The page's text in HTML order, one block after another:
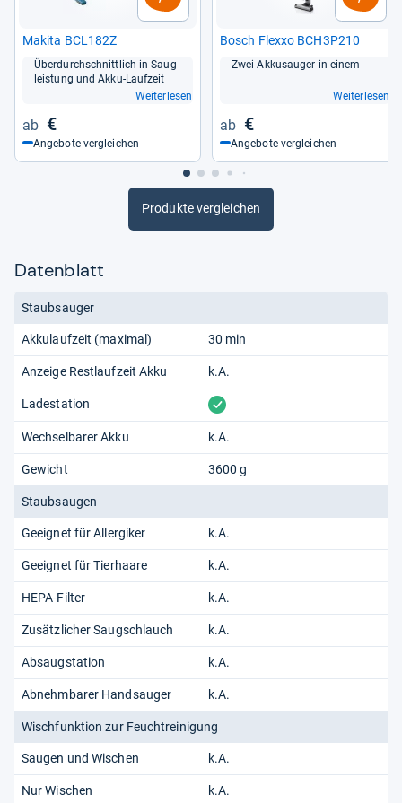
Makita BCL182Z
Über­durch­schnitt­lich in Sau­g­
leis­tung und Akku-​Lauf­zeit
Weiterlesen
€
Angebote vergleichen
Bosch Flexxo BCH3P210
Zwei Akkus­au­ger in einem
Weiterlesen
€
Angebote vergleichen
Produkte vergleichen
Datenblatt
Staubsauger
Akkulaufzeit (maximal) 30 min
Anzeige Restlaufzeit Akku k.A.
Ladestation vorhanden
Wechselbarer Akku k.A.
Gewicht 3600 g
Staubsaugen
Geeignet für Allergiker k.A.
Geeignet für Tierhaare k.A.
HEPA-Filter k.A.
Zusätzlicher Saugschlauch k.A.
Absaugstation k.A.
Abnehmbarer Handsauger k.A.
Wischfunktion zur Feuchtreinigung
Saugen und Wischen k.A.
Nur Wischen k.A.